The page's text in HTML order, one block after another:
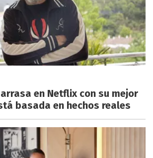
en Netflix con su mejor
basada en hechos reales